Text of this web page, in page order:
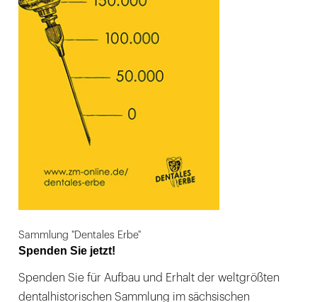
Sammlung "Dentales Erbe"
Spenden Sie jetzt!
Spenden Sie für Aufbau und Erhalt der weltgrößten
dentalhistorischen Sammlung im sächsischen